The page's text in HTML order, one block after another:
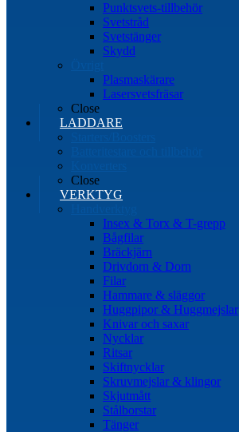
Punktsvets-tillbehör
Svetstråd
Svetstänger
Skydd
Plasmaskärare
Lasersvetsfräsar
Close
LADDARE
Close
VERKTYG
Insex & Torx & T-grepp
Bågfilar
Bräckjärn
Drivdorn & Dorn
Filar
Hammare & släggor
Huggpipor & Huggmejslar
Knivar och saxar
Nycklar
Ritsar
Skiftnycklar
Skruvmejslar & klingor
Skjutmått
Stålborstar
Tänger